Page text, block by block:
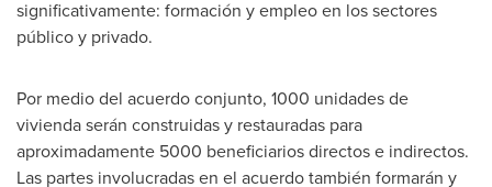
significativamente: formación y empleo en los sectores
público y privado.
Por medio del acuerdo conjunto, 1000 unidades de
vivienda serán construidas y restauradas para
aproximadamente 5000 beneficiarios directos e indirectos.
Las partes involucradas en el acuerdo también formarán y